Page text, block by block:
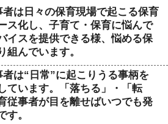
は日々の保育現場で起こる保育
ス化し、子育て・保育に悩んで
イスを提供できる様、悩める保
組んでいます。
は“日常”に起こりうる事柄を
ています。「落ちる」・「転
従事者が目を離せばいつでも発
す。